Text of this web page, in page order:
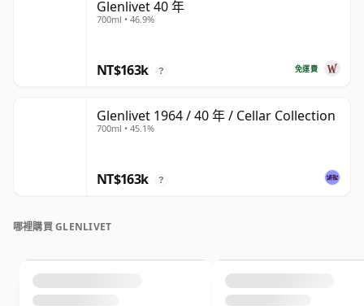
Glenlivet 40 年
700ml • 46.9%
免運費
NT$163k ?
Glenlivet 1964 / 40 年 / Cellar Collection
700ml • 45.1%
NT$163k ?
哪裡購買 GLENLIVET